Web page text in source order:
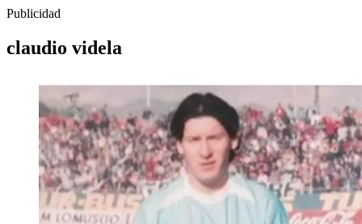
Publicidad
claudio videla